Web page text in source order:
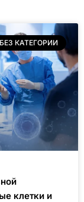
БЕЗ КАТЕГОРИИ
клетки и